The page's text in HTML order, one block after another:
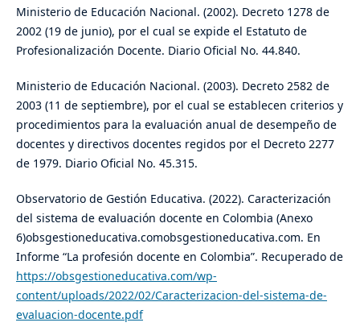
Ministerio de Educación Nacional. (2002). Decreto 1278 de
2002 (19 de junio), por el cual se expide el Estatuto de
Profesionalización Docente. Diario Oficial No. 44.840.
Ministerio de Educación Nacional. (2003). Decreto 2582 de
2003 (11 de septiembre), por el cual se establecen criterios y
procedimientos para la evaluación anual de desempeño de
docentes y directivos docentes regidos por el Decreto 2277
de 1979. Diario Oficial No. 45.315.
Observatorio de Gestión Educativa. (2022). Caracterización
del sistema de evaluación docente en Colombia (Anexo
6)obsgestioneducativa.comobsgestioneducativa.com. En
Informe “La profesión docente en Colombia”. Recuperado de
https://obsgestioneducativa.com/wp-
content/uploads/2022/02/Caracterizacion-del-sistema-de-
evaluacion-docente.pdf